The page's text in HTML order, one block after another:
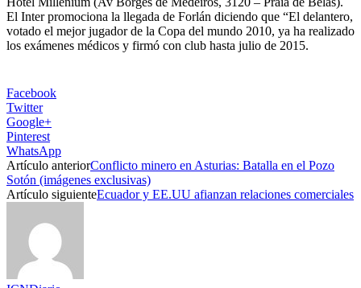
El Inter promociona la llegada de Forlán diciendo que “El delantero,
votado el mejor jugador de la Copa del mundo 2010, ya ha realizado
los exámenes médicos y firmó con club hasta julio de 2015.
Facebook
Twitter
Google+
Pinterest
WhatsApp
Artículo anteriorConflicto minero en Asturias: Batalla en el Pozo
Sotón (imágenes exclusivas)
Artículo siguienteEcuador y EE.UU afianzan relaciones comerciales